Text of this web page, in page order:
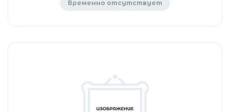
Временно отсутствует